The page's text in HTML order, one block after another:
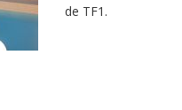
de TF1.